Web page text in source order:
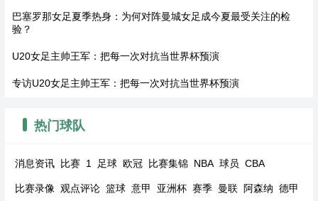
巴塞罗那女足夏季热身：为何对阵曼城女足成今夏最受关注的检
验？
U20女足主帅王军：把每一次对抗当世界杯预演
专访U20女足主帅王军：把每一次对抗当世界杯预演
热门球队
消息资讯 比赛 1 足球 欧冠 比赛集锦 NBA 球员 CBA
比赛录像 观点评论 篮球 意甲 亚洲杯 赛季 曼联 阿森纳 德甲